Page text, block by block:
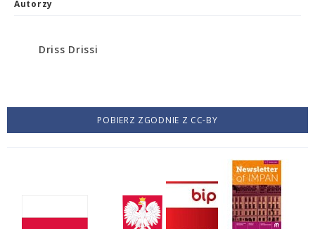
Autorzy
Driss Drissi
POBIERZ ZGODNIE Z CC-BY